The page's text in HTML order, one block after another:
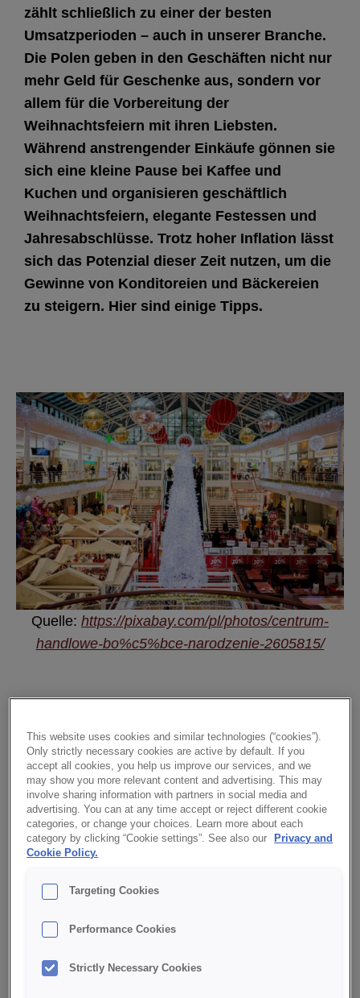
zählt schließlich zu einer der besten
Umsatzperioden – auch in unserer Branche.
Die Polen geben in den Geschäften nicht nur
mehr Geld für Geschenke aus, sondern vor
allem für die Vorbereitung der
Weihnachtsfeiern mit ihren Liebsten.
Während anstrengender Einkäufe gönnen sie
sich eine kleine Pause bei Kaffee und
Kuchen und organisieren geschäftlich
Weihnachtsfeiern, elegante Festessen und
Jahresabschlüsse. Trotz hoher Inflation lässt
sich das Potenzial dieser Zeit nutzen, um die
Gewinne von Konditoreien und Bäckereien
zu steigern. Hier sind einige Tipps.
Quelle: https://pixabay.com/pl/photos/centrum-
handlowe-bo%c5%bce-narodzenie-2605815/
Sorgen Sie für ein
attraktives Angebot an
festlichen Kuchen und
Süßigkeiten
Nicht nur ohne Weihnachtsbaum ist
auch Weihnachtssüßigkeiten, sowohl in der
This website uses cookies and similar technologies (“cookies”).
Only strictly necessary cookies are active by default. If you
accept all cookies, you help us improve our services, and we
may show you more relevant content and advertising. This may
involve sharing information with partners in social media and
advertising. You can at any time accept or reject different cookie
categories, or change your choices. Learn more about each
category by clicking “Cookie settings”. See also our
Privacy and
Cookie Policy.
Targeting Cookies
Performance Cookies
Strictly Necessary Cookies